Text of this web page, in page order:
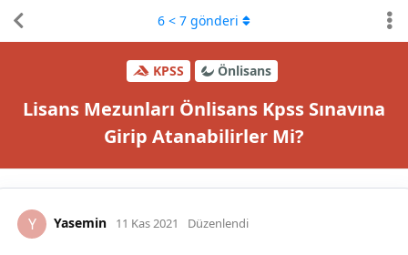
KPSS Önlisans
Lisans Mezunları Önlisans Kpss Sınavına
Girip Atanabilirler Mi?
6 < 7 gönderi
Y Yasemin 11 Kas 2021 Düzenlendi